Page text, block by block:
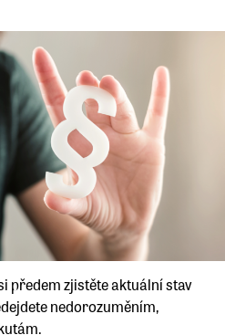
předem zjistěte aktuální stav
nedorozuměním,